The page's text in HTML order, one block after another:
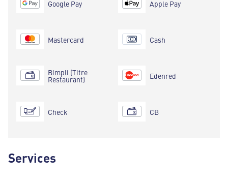
Google Pay
Mastercard
Bimpli (Titre
Restaurant)
Check
Apple Pay
Cash
Edenred
CB
Services